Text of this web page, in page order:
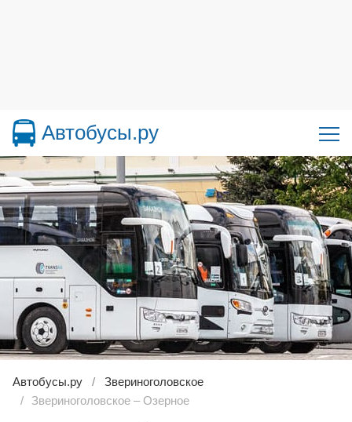
Автобусы.ру
Автобусы.ру
Звериноголовское
Звериноголовское – Озерное